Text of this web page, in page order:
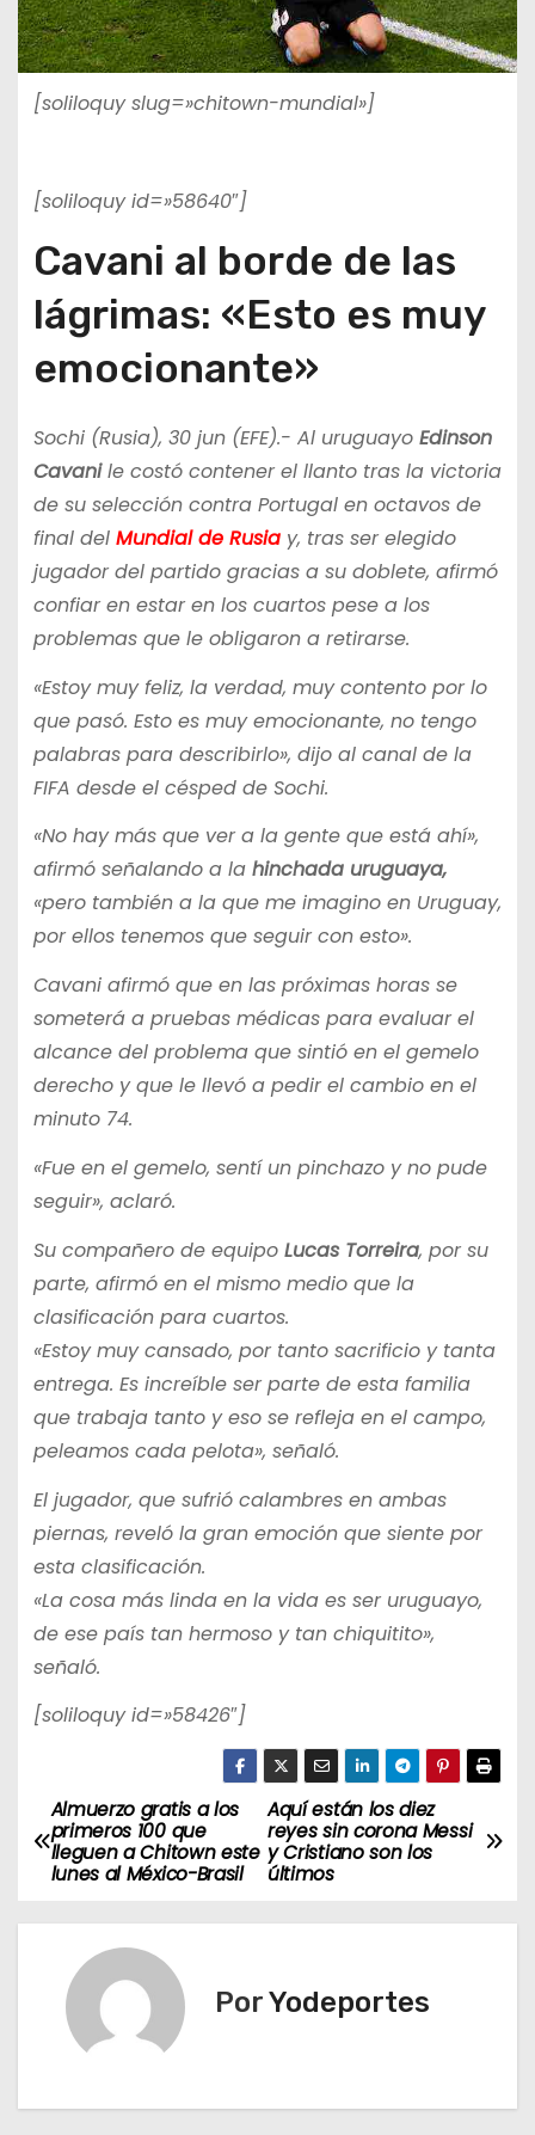
[soliloquy slug=»chitown-mundial»]
[soliloquy id=»58640″]
Cavani al borde de las
lágrimas: «Esto es muy
emocionante»
Sochi (Rusia), 30 jun (EFE).- Al uruguayo Edinson
Cavanile costó contener el llanto tras la victoria
de su selección contra Portugal en octavos de
final del Mundial de Rusiay, tras ser elegido
jugador del partido gracias a su doblete, afirmó
confiar en estar en los cuartos pese a los
problemas que le obligaron a retirarse.
«Estoy muy feliz, la verdad, muy contento por lo
que pasó. Esto es muy emocionante, no tengo
palabras para describirlo», dijo al canal de la
FIFA desde el césped de Sochi.
«No hay más que ver a la gente que está ahí»,
afirmó señalando a la hinchada uruguaya,
«pero también a la que me imagino en Uruguay,
por ellos tenemos que seguir con esto».
Cavani afirmó que en las próximas horas se
someterá a pruebas médicas para evaluar el
alcance del problema que sintió en el gemelo
derecho y que le llevó a pedir el cambio en el
minuto 74.
«Fue en el gemelo, sentí un pinchazo y no pude
seguir», aclaró.
Su compañero de equipo Lucas Torreira, por su
parte, afirmó en el mismo medio que la
clasificación para cuartos.
«Estoy muy cansado, por tanto sacrificio y tanta
entrega. Es increíble ser parte de esta familia
que trabaja tanto y eso se refleja en el campo,
peleamos cada pelota», señaló.
El jugador, que sufrió calambres en ambas
piernas, reveló la gran emoción que siente por
esta clasificación.
«La cosa más linda en la vida es ser uruguayo,
de ese país tan hermoso y tan chiquitito»,
señaló.
[soliloquy id=»58426″]
N
a
v
c
Aquí están los diez
reyes sin corona Messi
y Cristiano son los
últimos
Almuerzo gratis a los
primeros 100 que
lleguen a Chitown este
lunes al México-Brasil
PorYodeportes